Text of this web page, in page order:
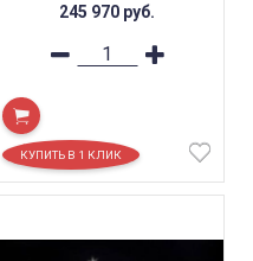
245 970 руб.